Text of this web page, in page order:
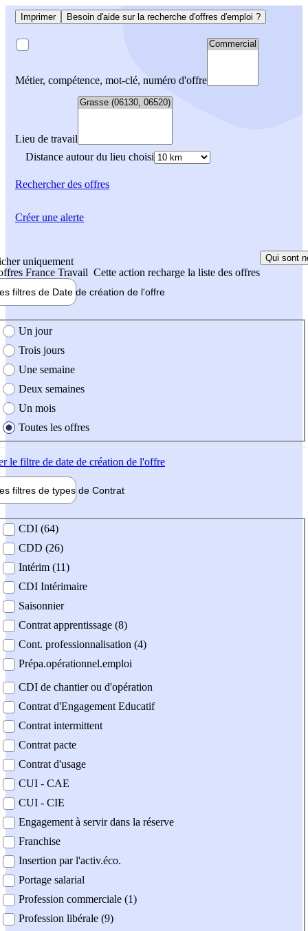
Imprimer Besoin d'aide sur la recherche d'offres d'emploi ?
Métier, compétence, mot-clé, numéro d'offre
Lieu de travail
Distance autour du lieu choisi
Rechercherdes offres
uniquement
France Travail Cette action recharge la liste des offres
Qui sont
filtres de Date de création de l'offre
création de l'offre
Un jour
Trois jours
Une semaine
Deux semaines
Un mois
Toutes les offres
le filtre de date de création de l'offre
filtres de types de Contrat
contrat
CDI (64)
CDD (26)
Intérim (11)
CDI Intérimaire
Saisonnier
Contrat apprentissage (8)
Cont. professionnalisation (4)
Prépa.opérationnel.emploi
CDI de chantier ou d'opération
Contrat d'Engagement Educatif
Contrat intermittent
Contrat pacte
Contrat d'usage
CUI - CAE
CUI - CIE
Engagement à servir dans la réserve
Franchise
Insertion par l'activ.éco.
Portage salarial
Profession commerciale (1)
Profession libérale (9)
Créer une alerte